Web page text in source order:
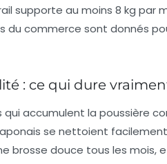
supporte au moins 8 kg par
du commerce sont donnés
: ce qui dure
accumulent la poussière
se nettoient
brosse douce tous les mois,